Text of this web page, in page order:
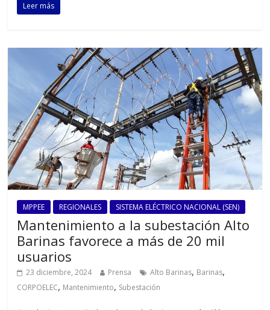
Leer más
MPPEE REGIONALES SISTEMA ELÉCTRICO NACIONAL (SEN)
Mantenimiento a la subestación Alto
Barinas favorece a más de 20 mil
usuarios
23 diciembre, 2024 Prensa Alto Barinas, Barinas,
CORPOELEC, Mantenimiento, Subestación